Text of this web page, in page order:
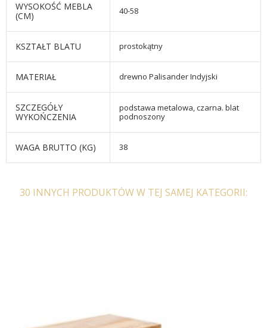
WYSOKOŚĆ MEBLA
(CM)
40-58
KSZTAŁT BLATU prostokątny
MATERIAŁ drewno Palisander Indyjski
SZCZEGÓŁY
WYKOŃCZENIA
podstawa metalowa, czarna. blat
podnoszony
WAGA BRUTTO (KG) 38
30 INNYCH PRODUKTÓW W TEJ SAMEJ KATEGORII: